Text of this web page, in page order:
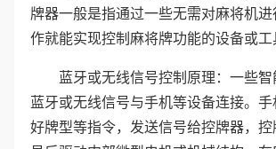
牌器一般是指通过一些无需对麻将机
作就能实现控制麻将牌功能的设备或工
蓝牙或无线信号控制原理：一些
蓝牙或无线信号与手机等设备连接。
好牌型等指令，发送信号给控牌器，